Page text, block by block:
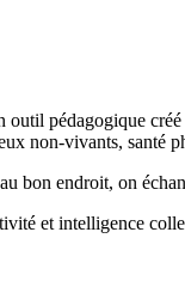
pédagogique
non-vivants, santé
bon endroit, on
et intelligence